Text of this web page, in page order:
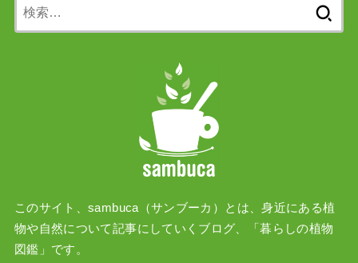
このサイト、sambuca（サンブーカ）とは、身近にある植
物や自然について記事にしていくブログ、「暮らしの植物
図鑑」です。